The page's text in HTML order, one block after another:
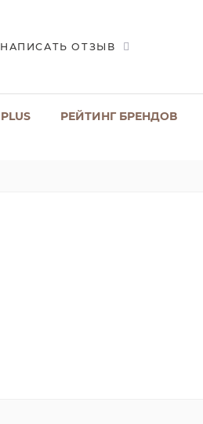
НАПИСАТЬ ОТЗЫВ
PLUS РЕЙТИНГ БРЕНДОВ